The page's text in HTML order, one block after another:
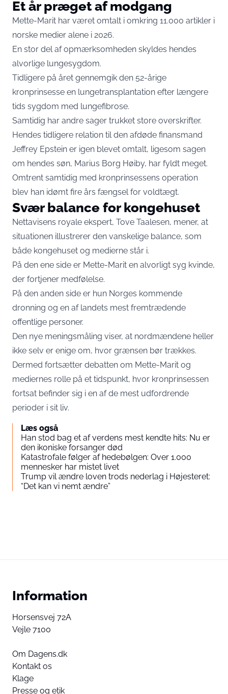
Et år præget af modgang
Mette-Marit har været omtalt i omkring 11.000 artikler i
norske medier alene i 2026.
En stor del af opmærksomheden skyldes hendes
alvorlige lungesygdom.
Tidligere på året gennemgik den 52-årige
kronprinsesse en lungetransplantation efter længere
tids sygdom med lungefibrose.
Samtidig har andre sager trukket store overskrifter.
Hendes tidligere relation til den afdøde finansmand
Jeffrey Epstein er igen blevet omtalt, ligesom sagen
om hendes søn, Marius Borg Høiby, har fyldt meget.
Omtrent samtidig med kronprinsessens operation
blev han idømt fire års fængsel for voldtægt.
Svær balance for kongehuset
Nettavisens royale ekspert, Tove Taalesen, mener, at
situationen illustrerer den vanskelige balance, som
både kongehuset og medierne står i.
På den ene side er Mette-Marit en alvorligt syg kvinde,
der fortjener medfølelse.
På den anden side er hun Norges kommende
dronning og en af landets mest fremtrædende
offentlige personer.
Den nye meningsmåling viser, at nordmændene heller
ikke selv er enige om, hvor grænsen bør trækkes.
Dermed fortsætter debatten om Mette-Marit og
mediernes rolle på et tidspunkt, hvor kronprinsessen
fortsat befinder sig i en af de mest udfordrende
perioder i sit liv.
Læs også
Han stod bag et af verdens mest kendte hits: Nu er
den ikoniske forsanger død
Katastrofale følger af hedebølgen: Over 1.000
mennesker har mistet livet
Trump vil ændre loven trods nederlag i Højesteret:
“Det kan vi nemt ændre”
Information
Horsensvej 72A
Vejle 7100
Om Dagens.dk
Kontakt os
Klage
Presse og etik